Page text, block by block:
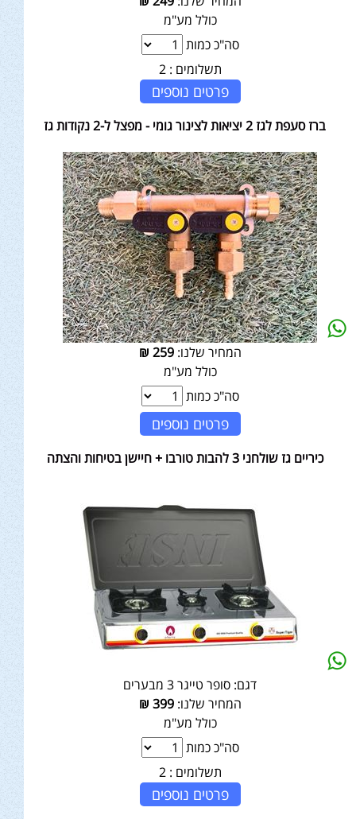
כולל מע"מ
סה"כ כמות
תשלומים : 2
פרטים נוספים
ברז סעפת לגז 2 יציאות לצינור גומי - מפצל ל-2 נקודות גז
המחיר שלנו:259
₪
כולל מע"מ
סה"כ כמות
פרטים נוספים
כיריים גז שולחני 3 להבות טורבו + חיישן בטיחות והצתה
דגם: סופר טייגר 3 מבערים
המחיר שלנו:399
₪
כולל מע"מ
סה"כ כמות
תשלומים : 2
פרטים נוספים